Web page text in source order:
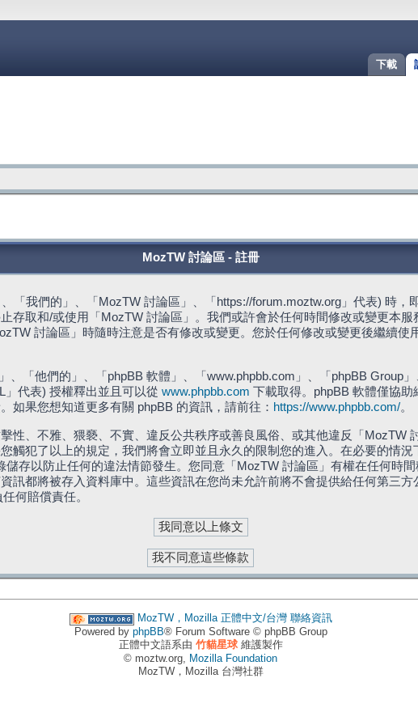
下載
MozTW 討論區 - 註冊
「我們的」、「MozTW 討論區」、「https://forum.moztw.org」代表) 時，
存取和/或使用「MozTW 討論區」。我們或許會於任何時間修改或變更本
討論區」時隨時注意是否有修改或變更。您於任何修改或變更後繼續使
、「他們的」、「phpBB 軟體」、「www.phpbb.com」、「phpBB Group
」代表) 授權釋出並且可以從 www.phpbb.com 下載取得。phpBB 軟體僅協
如果您想知道更多有關 phpBB 的資訊，請前往： https://www.phpbb.com/。
性、不雅、猥褻、不實、違反公共秩序或善良風俗、或其他違反「MozTW
觸犯了以上的規定，我們將會立即並且永久的限制您的進入。在必要的情
存以防止任何的違法情節發生。您同意「MozTW 討論區」有權在任何時
訊都將被存入資料庫中。這些資訊在您尚未允許前將不會提供給任何第三
何賠償責任。
MozTW，Mozilla 正體中文/台灣 聯絡資訊
Powered by phpBB® Forum Software © phpBB Group
正體中文語系由 竹貓星球維護製作
© moztw.org, Mozilla Foundation
MozTW，Mozilla 台灣社群